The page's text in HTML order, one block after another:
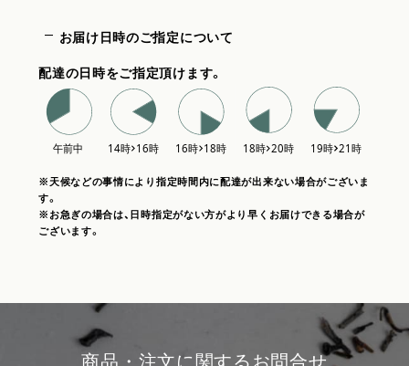
お届け日時のご指定について
配達の日時をご指定頂けます。
※天候などの事情により指定時間内に配達が出来ない場合がございま
す。
※お急ぎの場合は、日時指定がない方がより早くお届けできる場合が
ございます。
商品・注文に関するお問合せ